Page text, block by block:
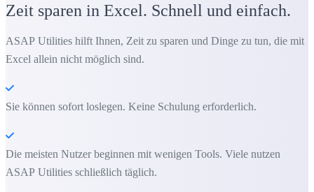
Zeit sparen in Excel. Schnell und einfach.
ASAP Utilities hilft Ihnen, Zeit zu sparen und Dinge zu tun, die mit
Excel allein nicht möglich sind.
Sie können sofort loslegen. Keine Schulung erforderlich.
Die meisten Nutzer beginnen mit wenigen Tools. Viele nutzen
ASAP Utilities schließlich täglich.